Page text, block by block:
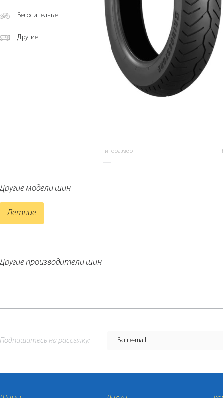
Велосипедные
Другие
Типоразмер
Другие модели шин
Летние
Другие производители шин
Подпишитесь на рассылку: